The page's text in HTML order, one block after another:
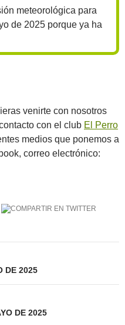
meteorológica para
de 2025 porque ya ha
venirte con nosotros
con el club El Perro
medios que ponemos a
correo electrónico:
DE 2025
DE 2025